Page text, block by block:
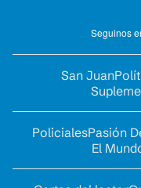
Seguinos
San Juan
PolicialesPasión
El